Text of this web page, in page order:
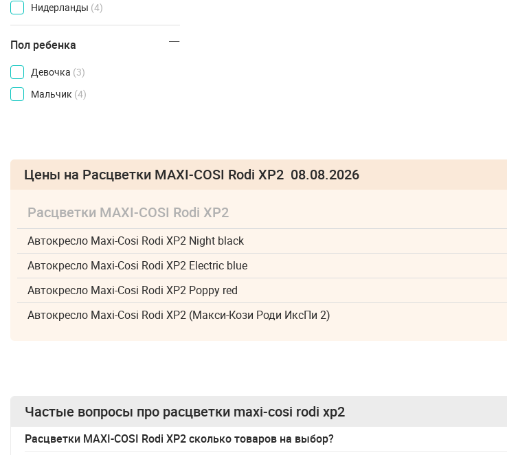
Нидерланды (4)
Пол ребенка
Девочка (3)
Мальчик (4)
Цены на Расцветки MAXI-COSI Rodi XP2 08.08.2026
Расцветки MAXI-COSI Rodi XP2
Автокресло Maxi-Cosi Rodi XP2 Night black
Автокресло Maxi-Cosi Rodi XP2 Electric blue
Автокресло Maxi-Cosi Rodi XP2 Poppy red
Автокресло Maxi-Cosi Rodi XP2 (Макси-Кози Роди ИксПи 2)
Частые вопросы про расцветки maxi-cosi rodi xp2
Расцветки MAXI-COSI Rodi XP2 сколько товаров на выбор?